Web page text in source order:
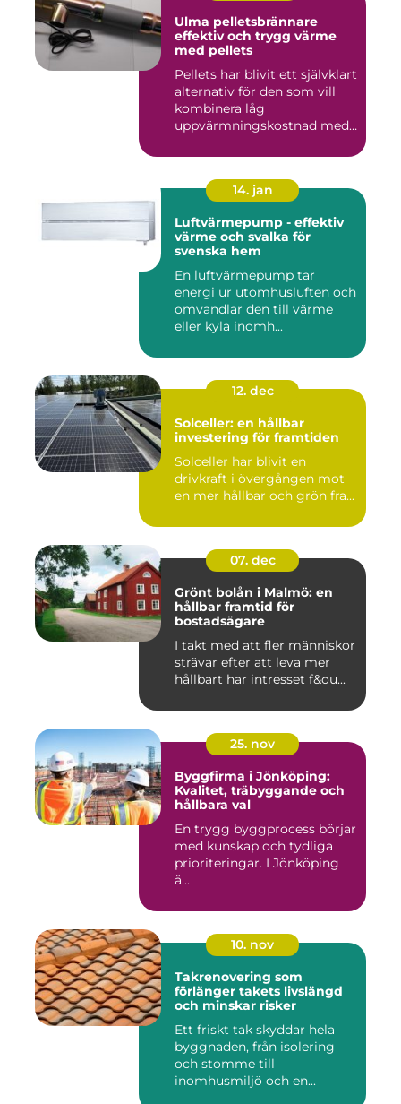
Ulma pelletsbrännare
effektiv och trygg värme
med pellets
Pellets har blivit ett självklart
alternativ för den som vill
kombinera låg
uppvärmningskostnad med
14. jan
Luftvärmepump - effektiv
värme och svalka för
svenska hem
En luftvärmepump tar
energi ur utomhusluften och
omvandlar den till värme
eller kyla inomh...
12. dec
Solceller: en hållbar
investering för framtiden
Solceller har blivit en
drivkraft i övergången mot
en mer hållbar och grön fra...
07. dec
Grönt bolån i Malmö: en
hållbar framtid för
bostadsägare
I takt med att fler människor
strävar efter att leva mer
hållbart har intresset f&ou...
25. nov
Byggfirma i Jönköping:
Kvalitet, träbyggande och
hållbara val
En trygg byggprocess börjar
med kunskap och tydliga
prioriteringar. I Jönköping
ä...
10. nov
Takrenovering som
förlänger takets livslängd
och minskar risker
Ett friskt tak skyddar hela
byggnaden, från isolering
och stomme till
inomhusmiljö och en...